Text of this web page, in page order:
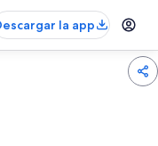
la app